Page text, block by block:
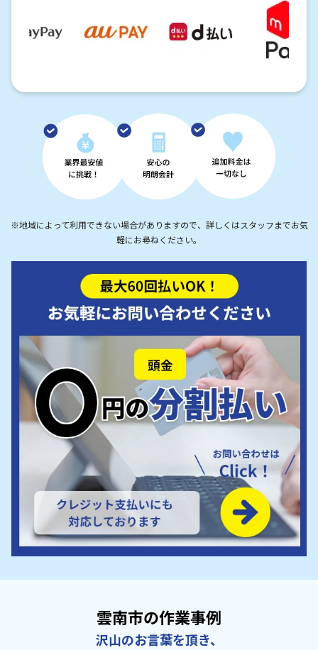
※地域によって利用できない場合がありますので、詳しくはスタッフまでお気
軽にお尋ねください。
雲南市の作業事例
沢山のお言葉を頂き、